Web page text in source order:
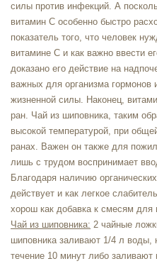
силы против инфекций. А
витамин С особенно быстро
показатель того, что человек
витамине С и как важно ввести
доказано его действие на
важных для организма
жизненной силы. Наконец,
ран. Чай из шиповника, таким
высокой температурой, при
ранах. Важен он также для
лишь с трудом воспринимает
Благодаря наличию
действует и как легкое
хорош как добавка к смесям для
Чай из шиповника: 2 чайные
шиповника заливают 1/4 л воды,
течение 10 минут либо